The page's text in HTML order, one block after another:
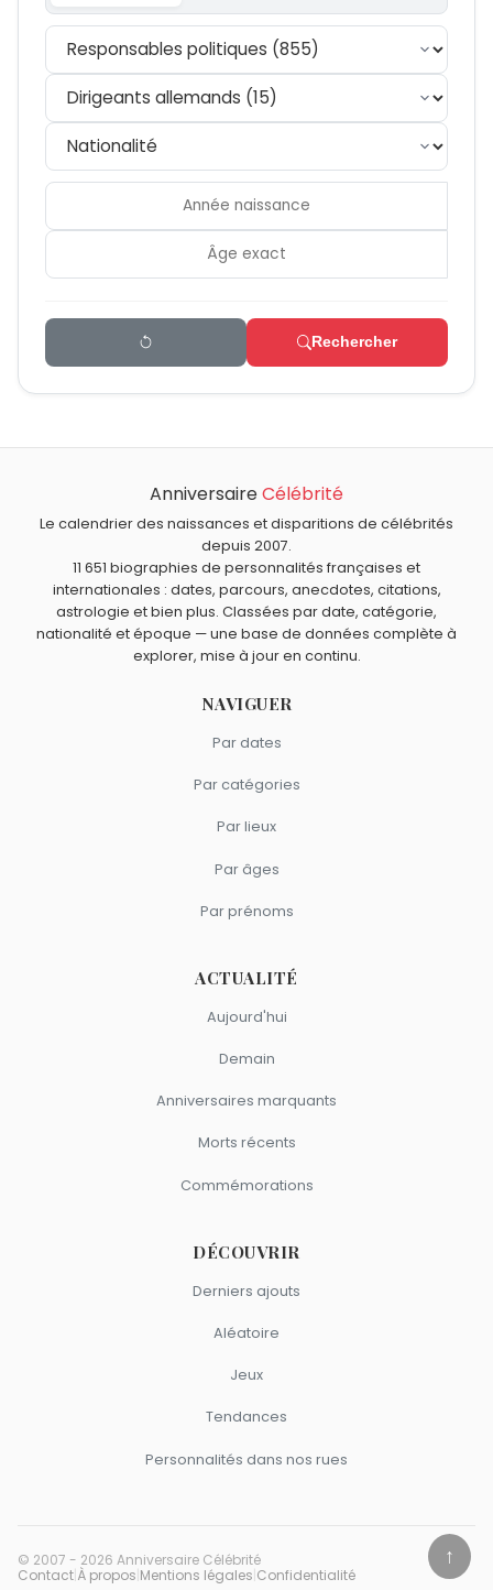
Rechercher
AnniversaireCélébrité
Le calendrier des naissances et disparitions de célébrités
depuis 2007.
11 651 biographies de personnalités françaises et
internationales : dates, parcours, anecdotes, citations,
astrologie et bien plus. Classées par date, catégorie,
nationalité et époque — une base de données complète à
explorer, mise à jour en continu.
NAVIGUER
Par dates
Par catégories
Par lieux
Par âges
Par prénoms
ACTUALITÉ
Aujourd'hui
Demain
Anniversaires marquants
Morts récents
Commémorations
DÉCOUVRIR
Derniers ajouts
Aléatoire
Jeux
Tendances
Personnalités dans nos rues
© 2007 - 2026 Anniversaire Célébrité
Contact À propos Mentions légales Confidentialité
↑